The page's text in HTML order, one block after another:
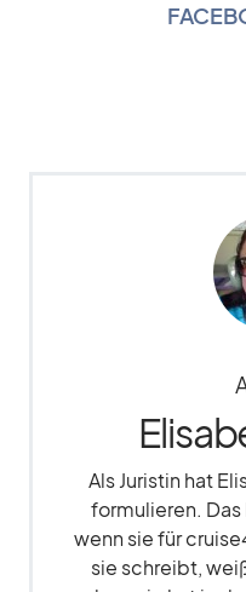
Als Juristin hat
formulieren.
wenn sie für
sie schreibt,